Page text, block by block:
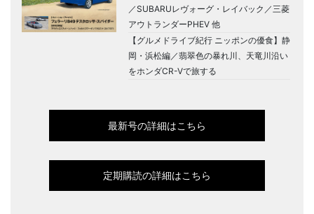
／SUBARUレヴォーグ・レイバック／三菱
アウトランダーPHEV 他
【グルメドライブ紀行 ニッポンの優食】静
岡・浜松編／翡翠色の暴れ川、天竜川沿い
をホンダCR-Vで旅する
最新号の詳細はこちら
定期購読の詳細はこちら